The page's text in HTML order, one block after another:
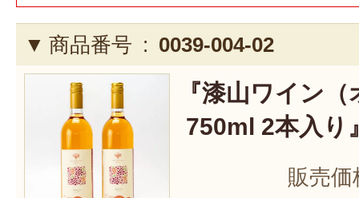
商品番号 : 0039-004-02
『漆山ワイン
750ml 2本入り
販売価